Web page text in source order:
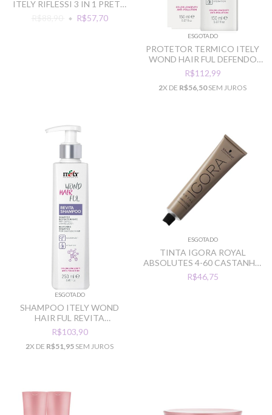
ITELY RIFLESSI 3 IN 1 PRETO
200G
R$88,90 R$57,70
ESGOTADO
PROTETOR TERMICO ITELY
WOND HAIR FUL DEFENDO
120ML
R$112,99
2X DE R$56,50SEM JUROS
ESGOTADO
SHAMPOO ITELY WOND
HAIR FUL REVITA
REESTRUTURANTE 250ML
R$103,90
2X DE R$51,95 SEM JUROS
ESGOTADO
TINTA IGORA ROYAL
ABSOLUTES 4-60 CASTANHO
MEDIO CHOCOLATE
NATURAL
R$46,75